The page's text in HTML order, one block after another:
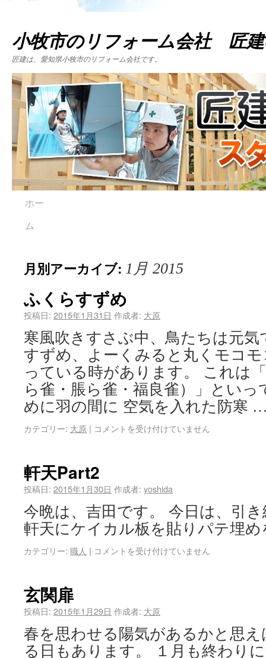
小牧市のリフォーム会社 匠
匠建は、愛知県小牧市のリフォーム会社です。
ホー
ム
月別アーカイブ: 1月 2015
ふくらすずめ
投稿日: 2015年1月31日 作成者: 大原
寒風吹きすさぶ中、鳥たちは元
すずめ、よーくみると丸くモコ
っている時があります。 これは
ら雀・脹ら雀・福良雀）」とい
めに羽の間に 空気を入れた防寒
カテゴリー: 大原 | コメントを受け付けていません
軒天Part2
投稿日: 2015年1月30日 作成者: yoshida
今晩は、吉田です。 今日は、引
軒天にケイカル板を貼りパテ埋
カテゴリー: 職人 | コメントを受け付けていません
玄関扉
投稿日: 2015年1月29日 作成者: 大原
春を思わせる陽気があるかと思
る日もあります。 １月も終わり